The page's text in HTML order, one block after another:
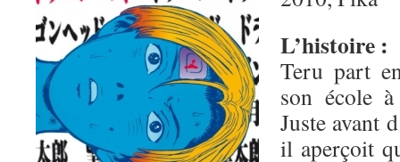
L’histoire :
Teru part
son école
Juste avant
il aperçoit